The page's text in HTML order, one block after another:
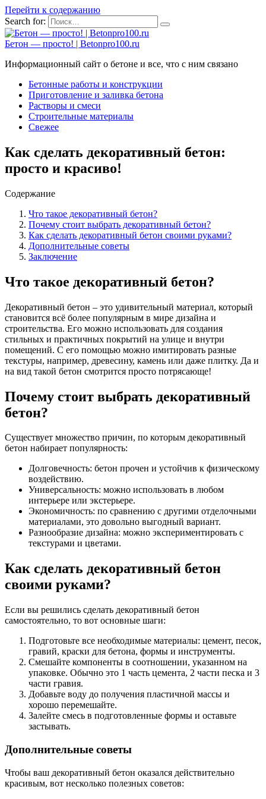
Перейти к содержанию
Search for:
Бетон — просто! | Betonpro100.ru
Информационный сайт о бетоне и все, что с ним связано
Бетонные работы и конструкции
Приготовление и заливка бетона
Растворы и смеси
Строительные материалы
Свежее
Как сделать декоративный бетон:
просто и красиво!
Содержание
Что такое декоративный бетон?
Почему стоит выбрать декоративный бетон?
Как сделать декоративный бетон своими руками?
Дополнительные советы
Заключение
Что такое декоративный бетон?
Декоративный бетон – это удивительный материал, который
становится всё более популярным в мире дизайна и
строительства. Его можно использовать для создания
стильных и практичных покрытий на улице и внутри
помещений. С его помощью можно имитировать разные
текстуры, например, древесину, камень или даже плитку. Да и
на вид такой бетон смотрится просто потрясающе!
Почему стоит выбрать декоративный
бетон?
Существует множество причин, по которым декоративный
бетон набирает популярность:
Долговечность: бетон прочен и устойчив к физическому
воздействию.
Универсальность: можно использовать в любом
интерьере или экстерьере.
Экономичность: по сравнению с другими отделочными
материалами, это довольно выгодный вариант.
Разнообразие дизайна: можно экспериментировать с
текстурами и цветами.
Как сделать декоративный бетон
своими руками?
Если вы решились сделать декоративный бетон
самостоятельно, то вот основные шаги:
Подготовьте все необходимые материалы: цемент, песок,
гравий, краски для бетона, формы и инструменты.
Смешайте компоненты в соотношении, указанном на
упаковке. Обычно это 1 часть цемента, 2 части песка и 3
части гравия.
Добавьте воду до получения пластичной массы и
хорошо перемешайте.
Залейте смесь в подготовленные формы и оставьте
застывать.
Дополнительные советы
Чтобы ваш декоративный бетон оказался действительно
красивым, вот несколько полезных советов: